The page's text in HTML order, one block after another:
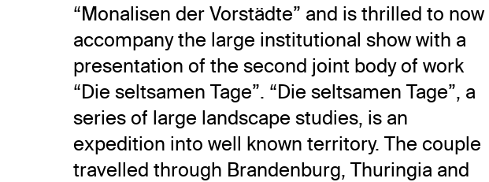
“Monalisen der Vorstädte” and is thrilled to now
accompany the large institutional show with a
presentation of the second joint body of work
“Die seltsamen Tage”. “Die seltsamen Tage”, a
series of large landscape studies, is an
expedition into well known territory. The couple
travelled through Brandenburg, Thuringia and